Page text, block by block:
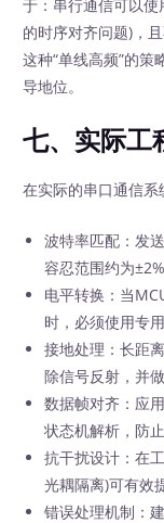
于：串行通信可以
的时序对齐问题)，
这种“单线高频”的
导地位。
七、实际工
在实际的串口通信系
波特率匹配：发
容忍范围约为±2%
电平转换：当
时，必须使用专
接地处理：长距
除信号反射，并
数据帧对齐：应
状态机解析，防止
抗干扰设计：在
光耦隔离)可有效
错误处理机制：